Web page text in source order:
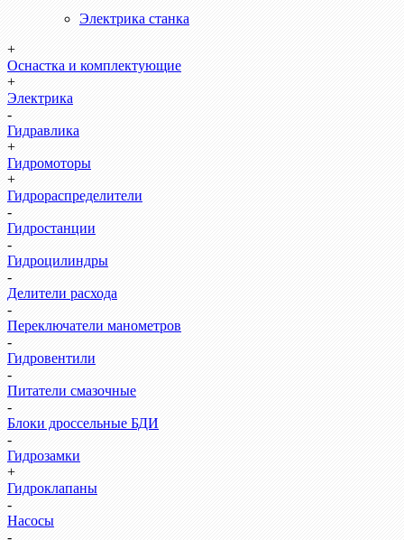
Электрика станка
+
Оснастка и комплектующие
+
Электрика
-
Гидравлика
+
Гидромоторы
+
Гидрораспределители
-
Гидростанции
-
Гидроцилиндры
-
Делители расхода
-
Переключатели манометров
-
Гидровентили
-
Питатели смазочные
-
Блоки дроссельные БДИ
-
Гидрозамки
+
Гидроклапаны
-
Насосы
-